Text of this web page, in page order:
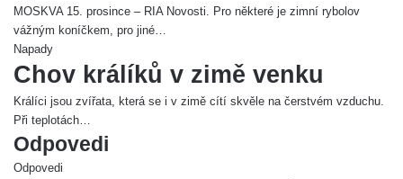
MOSKVA 15. prosince – RIA Novosti. Pro některé je zimní rybolov
vážným koníčkem, pro jiné…
Napady
Chov králíků v zimě venku
Králíci jsou zvířata, která se i v zimě cítí skvěle na čerstvém vzduchu.
Při teplotách…
Odpovedi
Odpovedi